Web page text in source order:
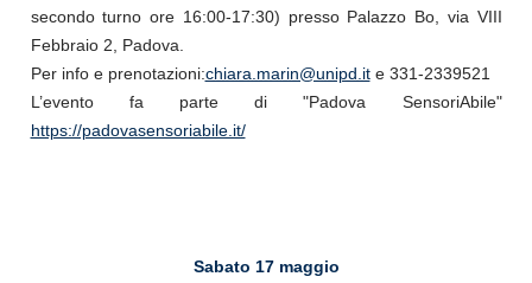
secondo turno ore 16:00-17:30) presso Palazzo Bo, via VIII
Febbraio 2, Padova.
Per info e prenotazioni:chiara.marin@unipd.ite 331-2339521
L’evento fa parte di "Padova SensoriAbile"
https://padovasensoriabile.it/
Sabato 17 maggio